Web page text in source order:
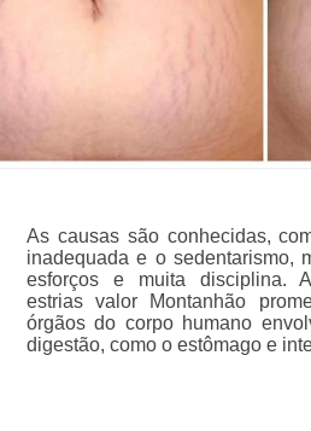
As causas são conhecidas,
inadequada e o sedentarismo,
esforços e muita disciplina.
estrias valor Montanhão
órgãos do corpo humano
digestão, como o estômago e